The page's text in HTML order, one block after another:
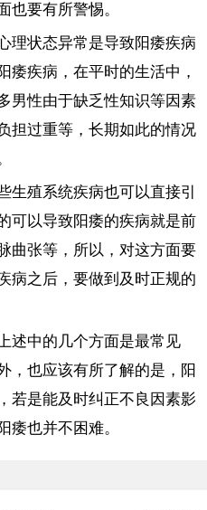
也要有所警惕。
理状态异常是导致阳痿疾病
痿疾病，在平时的生活中，
男性由于缺乏性知识等因素
担过重等，长期如此的情况
生殖系统疾病也可以直接引
可以导致阳痿的疾病就是前
曲张等，所以，对这方面要
病之后，要做到及时正规的
述中的几个方面是最常见
，也应该有所了解的是，阳
若是能及时纠正不良因素影
痿也并不困难。